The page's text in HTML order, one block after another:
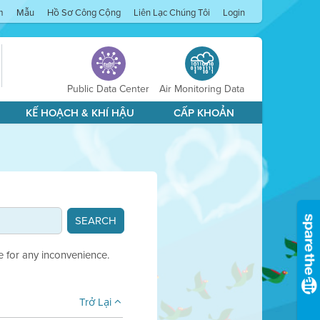
Mẫu Hồ Sơ Công Cộng Liên Lạc Chúng Tôi Login
Public Data Center Air Monitoring Data
KẾ HOẠCH & KHÍ HẬU CẤP KHOẢN
for any inconvenience.
Trở Lại